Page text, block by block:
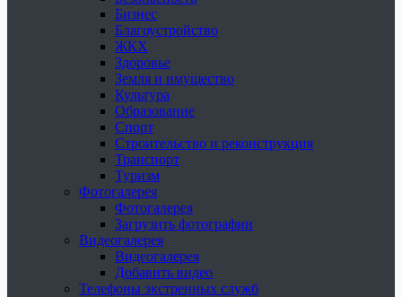
Бизнес
Благоустройство
ЖКХ
Здоровье
Земля и имущество
Культура
Образование
Спорт
Строительство и реконструкция
Транспорт
Туризм
Фотогалерея
Фотогалерея
Загрузить фотографии
Видеогалерея
Видеогалерея
Добавить видео
Телефоны экстренных служб